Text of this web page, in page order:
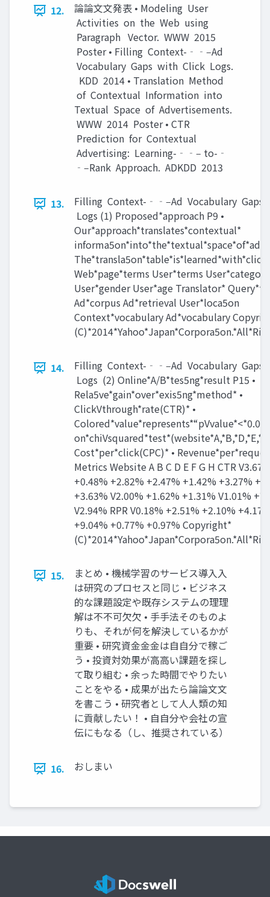
12.
論論⽂文発表 • Modeling User
Activities on the Web using
Paragraph Vector. WWW 2015
Poster • Filling Context-‐‑‒Ad
Vocabulary Gaps with Click Logs.
KDD 2014 • Translation Method
of Contextual Information into
Textual Space of Advertisements.
WWW 2014 Poster • CTR
Prediction for Contextual
Advertising: Learning-‐‑‒ to-‐
‑‒Rank Approach. ADKDD 2013
13.
Filling Context-‐‑‒Ad Vocabulary
Logs (1) Proposed*approach P9 •
Our*approach*translates*contextual*
informa5on*into*the*textual*space*of*ads*
Web*page*terms User*terms
User*gender User*age Translator*
Ad*corpus Ad*retrieval User*loca5on
Context*vocabulary Ad*vocabulary
14.
Filling Context-‐‑‒Ad Vocabulary
Logs (2) Online*A/B*tes5ng*result P15 •
Rela5ve*gain*over*exis5ng*method* •
ClickVthrough*rate(CTR)* •
Cost*per*click(CPC)* •
Metrics Website A B C D E F G H CTR
+0.48% +2.82% +2.47% +1.42% +3.27%
+3.63% V2.00% +1.62% +1.31% V1.01%
V2.94% RPR V0.18% +2.51% +2.10%
+9.04% +0.77% +0.97% Copyright*
15.
まとめ • 機械学習のサービス導⼊入
は研究のプロセスと同じ • ビジネス
的な課題設定や既存システムの理理
解は不不可⽋欠 • ⼿手法そのものよ
りも、それが何を解決しているかが
重要 • 研究資⾦金金は⾃自分で稼ご
う • 投資対効果が⾼高い課題を探し
て取り組む • 余った時間でやりたい
ことをやる • 成果が出たら論論⽂文
を書こう • 研究者として⼈人類の知
に貢献したい！ • ⾃自分や会社の宣
伝にもなる（し、推奨されている）
16. おしまい